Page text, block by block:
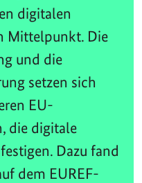
digitalen
Mittelpunkt. Die
und die
setzen sich
EU-
die digitale
Dazu fand
dem EUREF-